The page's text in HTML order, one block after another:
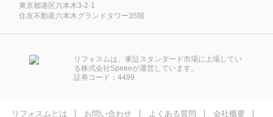
東京都港区六本木3-2-1
住友不動産六本木グランドタワー35階
リフォスムは、東証スタンダード市場に上場してい
る株式会社Speeeが運営しています。
証券コード：4499
リフォスムとは お問い合わせ よくある質問 会社概要